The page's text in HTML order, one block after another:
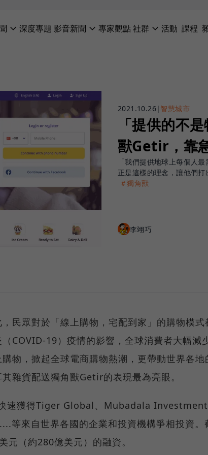
深度專題 影音新聞 專家觀點社群 活動 課程
2021.10.26| 智慧城市
「提供的不
獸Getir，靠
「我們提供地球上每個人
正是這樣的理念，讓他們打
＃獨角獸
李翊巧
民眾對於「線上購物，宅配到家」的購物模式
COVID-19）疫情的影響，全球消費者大幅減
物，掀起全球電商購物熱潮，更帶動世界各地
雜貨配送獨角獸Getir的表現最為亮眼。
速獲得Tiger Global、Mubadala Investment
來自世界各國的企業和投資機構爭相投資。
（約280億美元）的融資。